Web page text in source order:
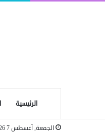
الرئيسية
الجمعة, أغسطس 7 2026